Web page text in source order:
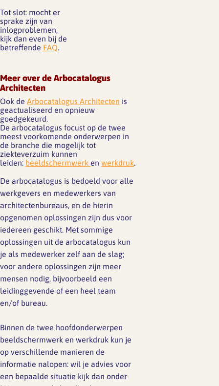
Tot slot: mocht er
sprake zijn van
inlogproblemen,
kijk dan even bij de
betreffende FAQ.
Meer over de Arbocatalogus
Architecten
Ook de Arbocatalogus Architecten is
geactualiseerd en opnieuw
goedgekeurd.
De arbocatalogus focust op de twee
meest voorkomende onderwerpen in
de branche die mogelijk tot
ziekteverzuim kunnen
leiden: beeldschermwerk en werkdruk.
De arbocatalogus is bedoeld voor alle
werkgevers en medewerkers van
architectenbureaus, en de hierin
opgenomen oplossingen zijn dus voor
iedereen geschikt. Met sommige
oplossingen uit de arbocatalogus kun
je als medewerker zelf aan de slag;
voor andere oplossingen zijn meer
mensen nodig, bijvoorbeeld een
leidinggevende of een heel team
en/of bureau.
Binnen de twee hoofdonderwerpen
beeldschermwerk en werkdruk kun je
op verschillende manieren de
informatie nalopen: wil je advies voor
een bepaalde situatie kijk dan onder